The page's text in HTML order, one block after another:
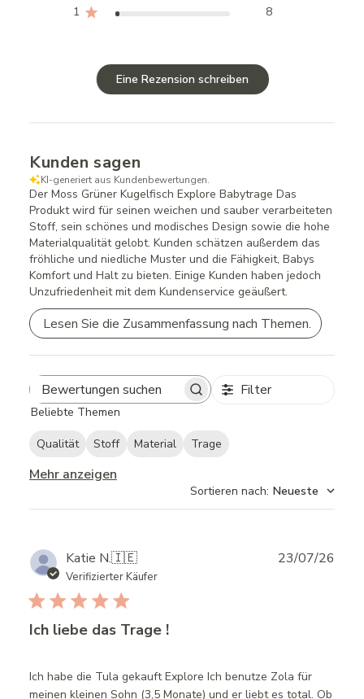
1
8
Eine Rezension schreiben
Kunden sagen
KI-generiert aus Kundenbewertungen.
Der Moss Grüner Kugelfisch Explore Babytrage Das
Produkt wird für seinen weichen und sauber verarbeiteten
Stoff, sein schönes und modisches Design sowie die hohe
Materialqualität gelobt. Kunden schätzen außerdem das
fröhliche und niedliche Muster und die Fähigkeit, Babys
Komfort und Halt zu bieten. Einige Kunden haben jedoch
Unzufriedenheit mit dem Kundenservice geäußert.
Lesen Sie die Zusammenfassung nach Themen.
Search
reviews
Filter
Beliebte Themen
Qualität Stoff Material Trage
Mehr anzeigen
Sortieren nach: Neueste
Katie N.🇮🇪
Verifizierter Käufer
Ich liebe das Trage !
Ich habe die Tula gekauft Explore Ich benutze Zola für
meinen kleinen Sohn (3,5 Monate) und er liebt es total. Ob
23/07/26